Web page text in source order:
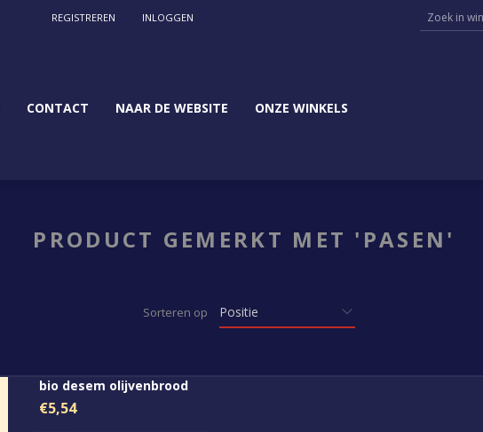
REGISTREREN INLOGGEN
CONTACT NAAR DE WEBSITE ONZE WINKELS
PRODUCT GEMERKT MET 'PASEN'
Sorteren op
bio desem olijvenbrood
€5,54